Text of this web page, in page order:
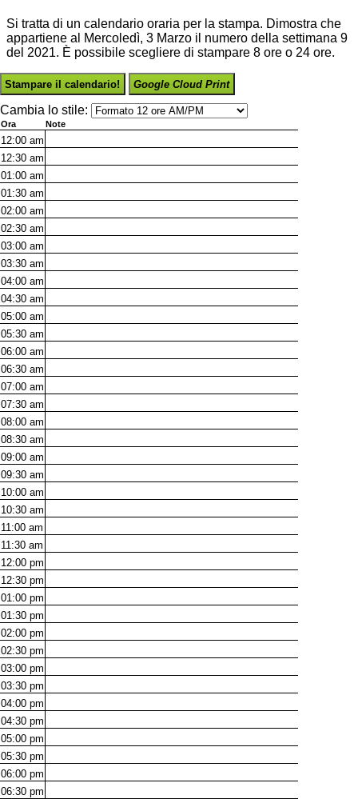
Si tratta di un calendario oraria per la stampa. Dimostra che
appartiene al Mercoledì, 3 Marzo il numero della settimana 9
del 2021. È possibile scegliere di stampare 8 ore o 24 ore.
Stampare il calendario! Google Cloud Print
Cambia lo stile:
Ora Note
12:00 am
12:30 am
01:00 am
01:30 am
02:00 am
02:30 am
03:00 am
03:30 am
04:00 am
04:30 am
05:00 am
05:30 am
06:00 am
06:30 am
07:00 am
07:30 am
08:00 am
08:30 am
09:00 am
09:30 am
10:00 am
10:30 am
11:00 am
11:30 am
12:00 pm
12:30 pm
01:00 pm
01:30 pm
02:00 pm
02:30 pm
03:00 pm
03:30 pm
04:00 pm
04:30 pm
05:00 pm
05:30 pm
06:00 pm
06:30 pm